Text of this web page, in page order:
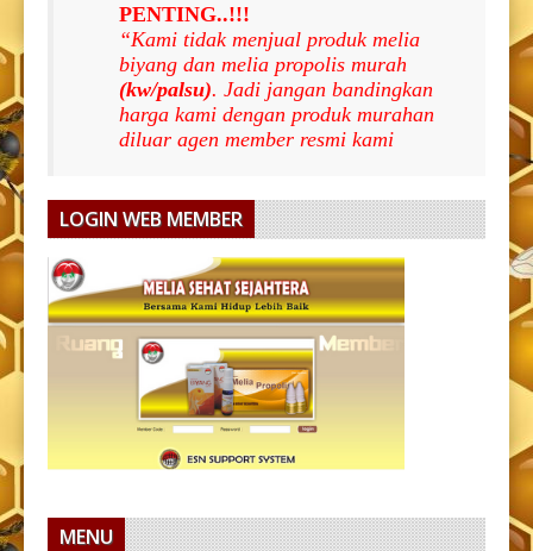
PENTING..!!!
“Kami tidak menjual produk melia
biyang dan melia propolis murah
(kw/palsu). Jadi jangan bandingkan
harga kami dengan produk murahan
diluar agen member resmi kami
LOGIN WEB MEMBER
MENU